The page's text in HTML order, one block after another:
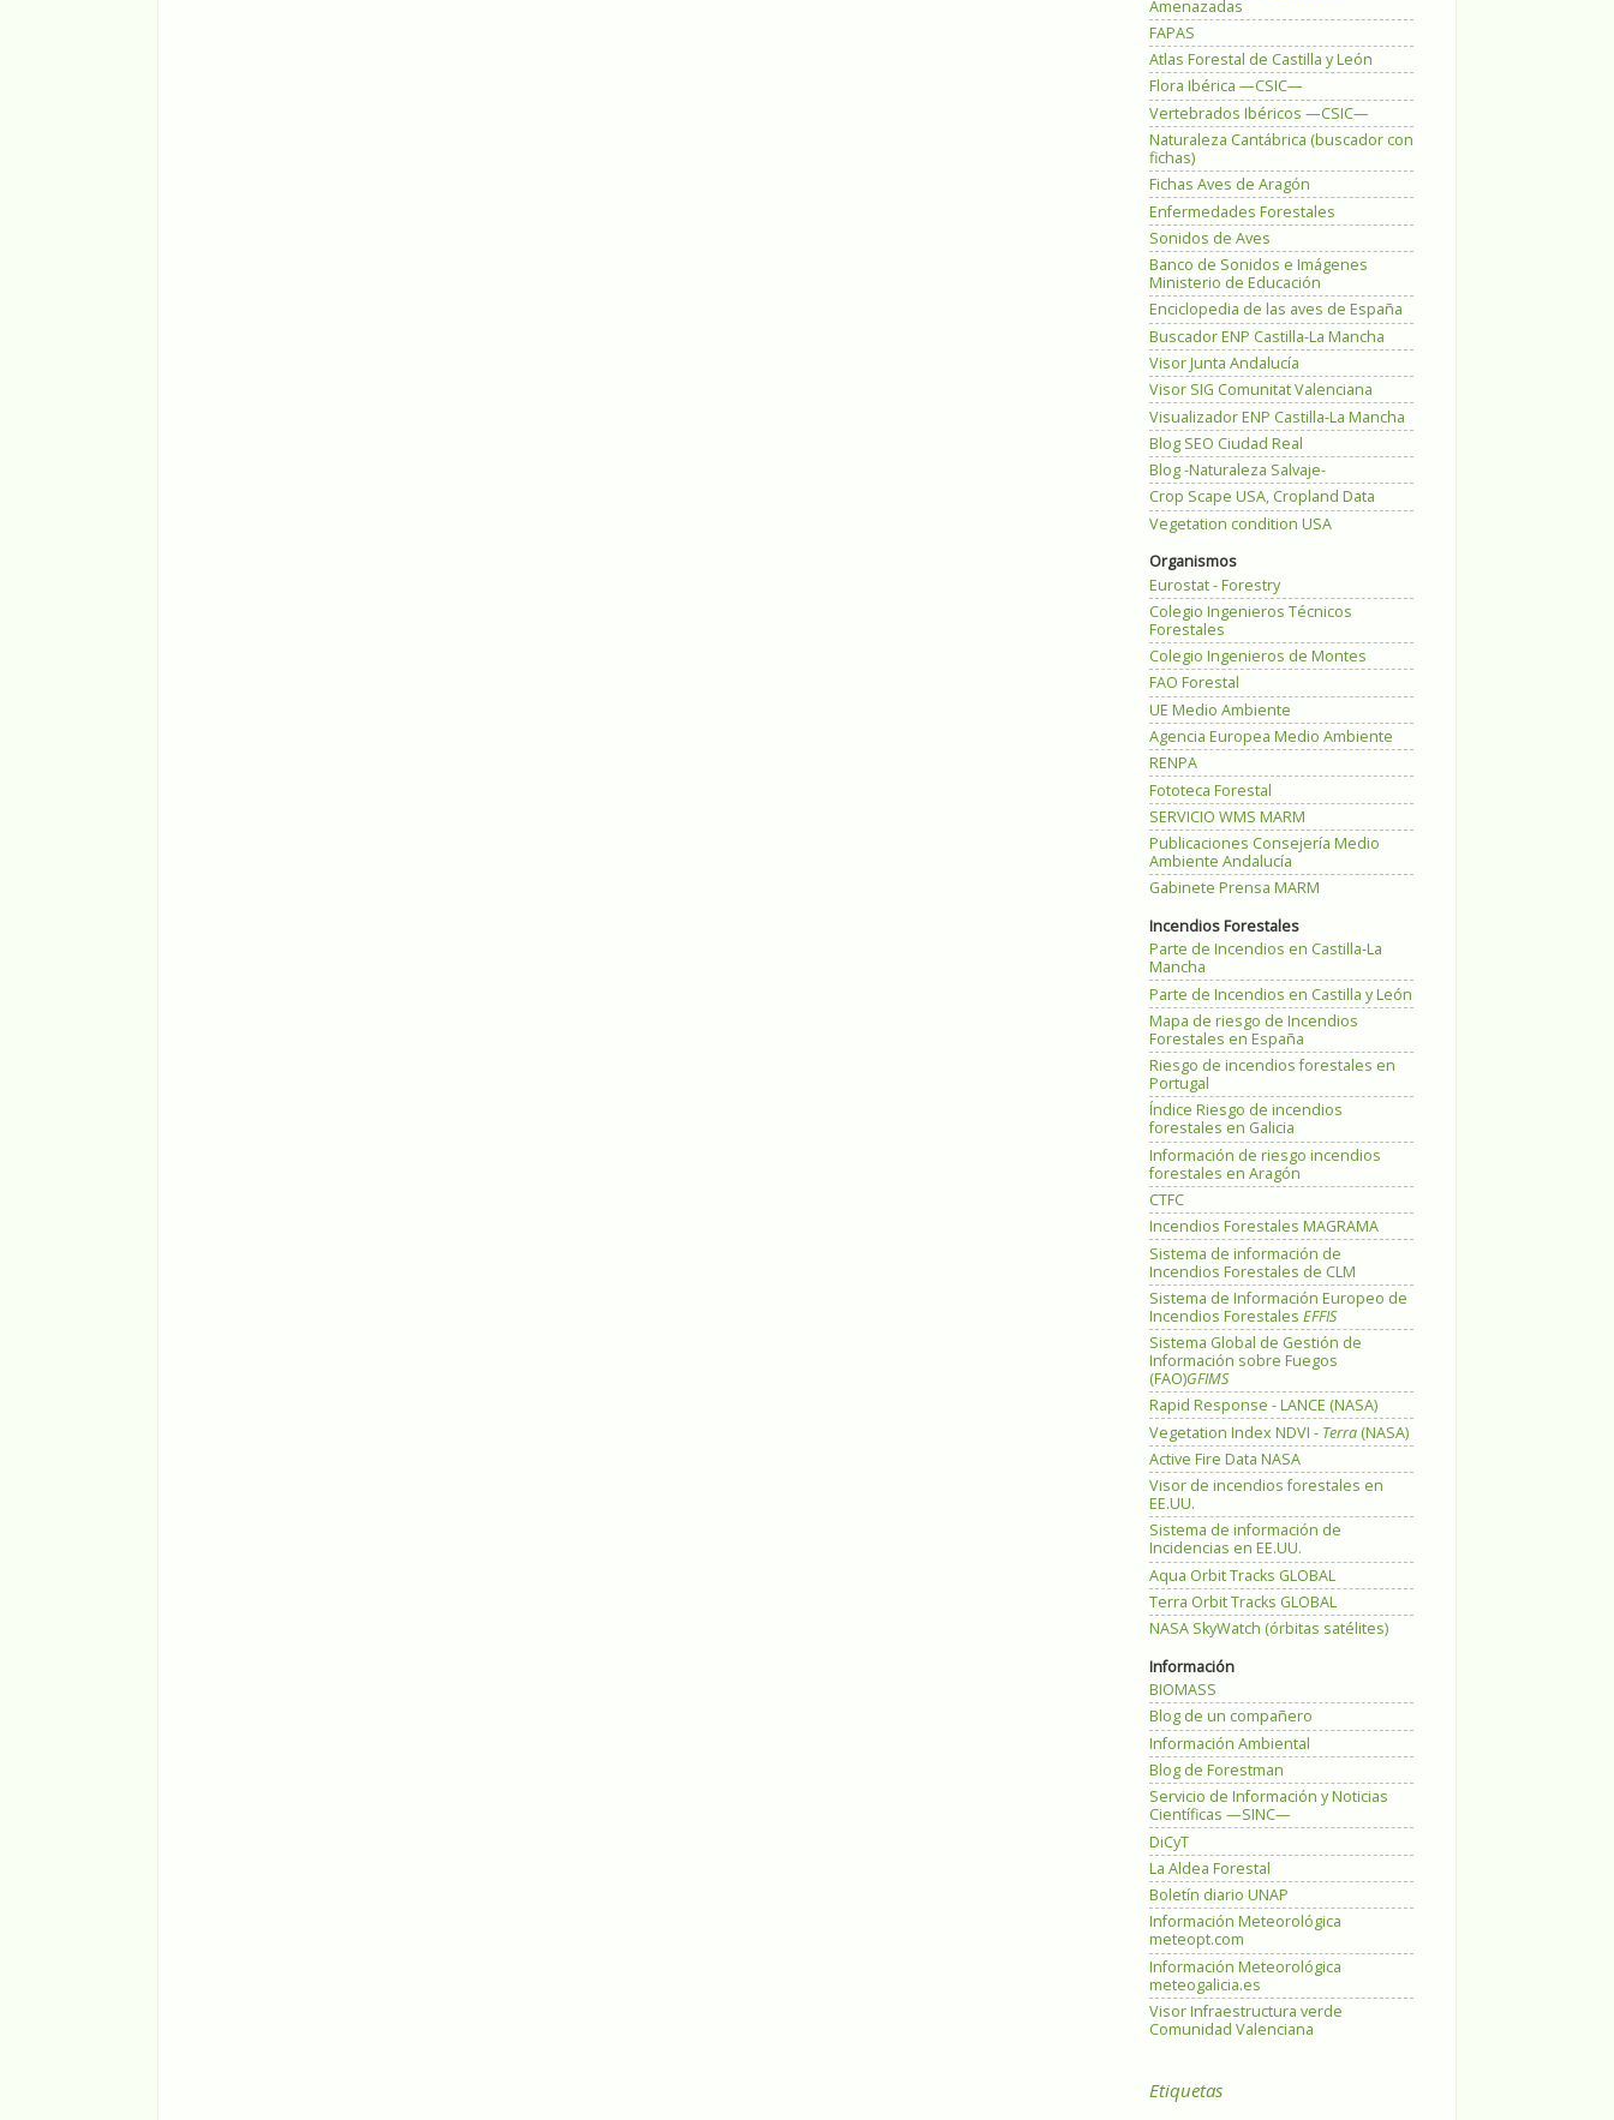
Amenazadas
FAPAS
Atlas Forestal de Castilla y León
Flora Ibérica —CSIC—
Vertebrados Ibéricos —CSIC—
Naturaleza Cantábrica (buscador con
fichas)
Fichas Aves de Aragón
Enfermedades Forestales
Sonidos de Aves
Banco de Sonidos e Imágenes
Ministerio de Educación
Enciclopedia de las aves de España
Buscador ENP Castilla-La Mancha
Visor Junta Andalucía
Visor SIG Comunitat Valenciana
Visualizador ENP Castilla-La Mancha
Blog SEO Ciudad Real
Blog -Naturaleza Salvaje-
Crop Scape USA, Cropland Data
Vegetation condition USA
Organismos
Eurostat - Forestry
Colegio Ingenieros Técnicos
Forestales
Colegio Ingenieros de Montes
FAO Forestal
UE Medio Ambiente
Agencia Europea Medio Ambiente
RENPA
Fototeca Forestal
SERVICIO WMS MARM
Publicaciones Consejería Medio
Ambiente Andalucía
Gabinete Prensa MARM
Incendios Forestales
Parte de Incendios en Castilla-La
Mancha
Parte de Incendios en Castilla y León
Mapa de riesgo de Incendios
Forestales en España
Riesgo de incendios forestales en
Portugal
Índice Riesgo de incendios
forestales en Galicia
Información de riesgo incendios
forestales en Aragón
CTFC
Incendios Forestales MAGRAMA
Sistema de información de
Incendios Forestales de CLM
Sistema de Información Europeo de
Incendios Forestales EFFIS
Sistema Global de Gestión de
Información sobre Fuegos
(FAO)GFIMS
Rapid Response - LANCE (NASA)
Vegetation Index NDVI - Terra (NASA)
Active Fire Data NASA
Visor de incendios forestales en
EE.UU.
Sistema de información de
Incidencias en EE.UU.
Aqua Orbit Tracks GLOBAL
Terra Orbit Tracks GLOBAL
NASA SkyWatch (órbitas satélites)
Información
BIOMASS
Blog de un compañero
Información Ambiental
Blog de Forestman
Servicio de Información y Noticias
Científicas —SINC—
DiCyT
La Aldea Forestal
Boletín diario UNAP
Información Meteorológica
meteopt.com
Información Meteorológica
meteogalicia.es
Visor Infraestructura verde
Comunidad Valenciana
Etiquetas